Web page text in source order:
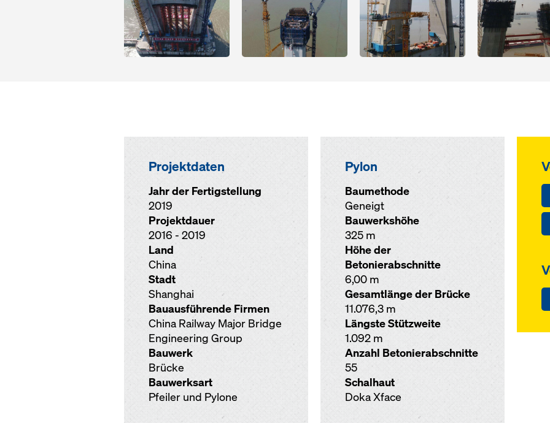
Projektdaten
Jahr der Fertigstellung
2019
Projektdauer
2016 - 2019
Land
China
Stadt
Shanghai
Bauausführende Firmen
China Railway Major Bridge
Engineering Group
Bauwerk
Brücke
Bauwerksart
Pfeiler und Pylone
Pylon
Baumethode
Geneigt
Bauwerkshöhe
325 m
Höhe der
Betonierabschnitte
6,00 m
Gesamtlänge der Brücke
11.076,3 m
Längste Stützweite
1.092 m
Anzahl Betonierabschnitte
55
Schalhaut
Doka Xface